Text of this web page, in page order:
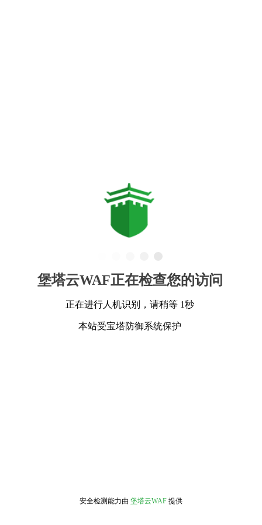
堡塔云WAF正在检查您的访问
正在进行人机识别，请稍等 1秒
本站受宝塔防御系统保护
安全检测能力由 堡塔云WAF 提供